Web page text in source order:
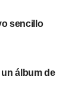
sencillo
álbum de